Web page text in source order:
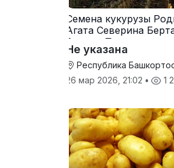
Семена кукурузы
Агата Северина
Вилора
Дарина Росс Машук
Катерина
Не указана
Республика
26 мар 2026, 21:02 • 1